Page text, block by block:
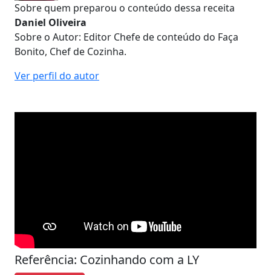
Sobre quem preparou o conteúdo dessa receita
Daniel Oliveira
Sobre o Autor: Editor Chefe de conteúdo do Faça
Bonito, Chef de Cozinha.
Ver perfil do autor
Referência: Cozinhando com a LY